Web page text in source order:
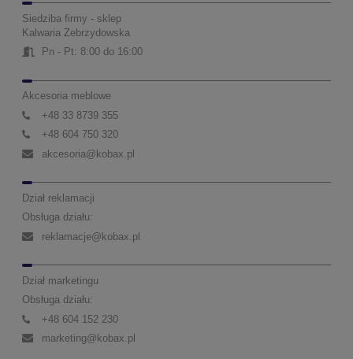
Siedziba firmy - sklep
Kalwaria Zebrzydowska
Pn - Pt: 8:00 do 16:00
Akcesoria meblowe
+48 33 8739 355
+48 604 750 320
akcesoria@kobax.pl
Dział reklamacji
Obsługa działu:
reklamacje@kobax.pl
Dział marketingu
Obsługa działu:
+48 604 152 230
marketing@kobax.pl